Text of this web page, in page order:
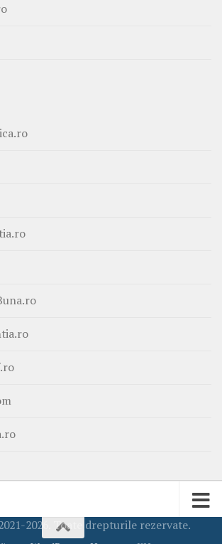
2026. Toate drepturile rezervate.